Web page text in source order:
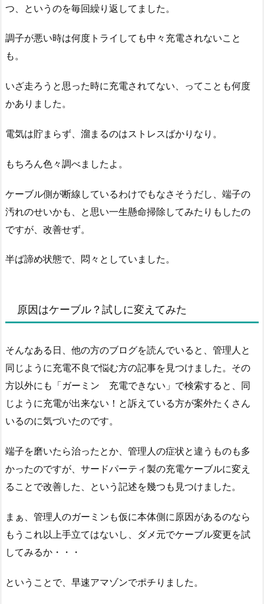
つ、というのを毎回繰り返してました。
調子が悪い時は何度トライしても中々充電されないこと
も。
いざ走ろうと思った時に充電されてない、ってことも何度
かありました。
電気は貯まらず、溜まるのはストレスばかりなり。
もちろん色々調べましたよ。
ケーブル側が断線しているわけでもなさそうだし、端子の
汚れのせいかも、と思い一生懸命掃除してみたりもしたの
ですが、改善せず。
半ば諦め状態で、悶々としていました。
原因はケーブル？試しに変えてみた
そんなある日、他の方のブログを読んでいると、管理人と
同じように充電不良で悩む方の記事を見つけました。その
方以外にも「ガーミン 充電できない」で検索すると、同
じように充電が出来ない！と訴えている方が案外たくさん
いるのに気づいたのです。
端子を磨いたら治ったとか、管理人の症状と違うものも多
かったのですが、サードパーティ製の充電ケーブルに変え
ることで改善した、という記述を幾つも見つけました。
まぁ、管理人のガーミンも仮に本体側に原因があるのなら
もうこれ以上手立てはないし、ダメ元でケーブル変更を試
してみるか・・・
ということで、早速アマゾンでポチりました。